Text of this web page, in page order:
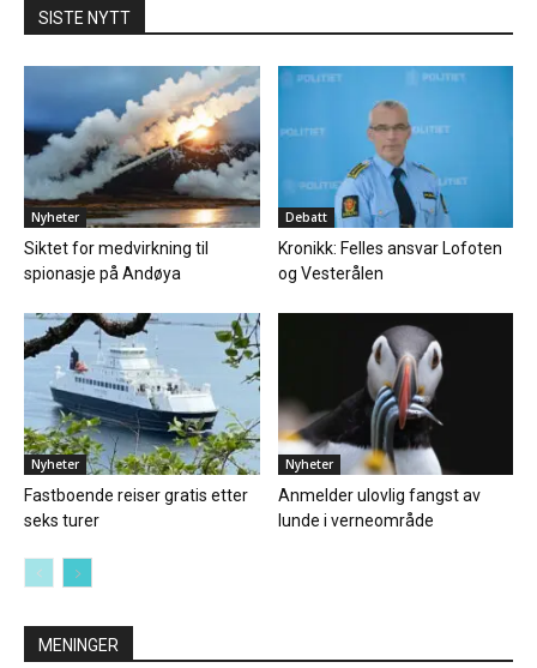
SISTE NYTT
Nyheter
Siktet for medvirkning til
spionasje på Andøya
Debatt
Kronikk: Felles ansvar Lofoten
og Vesterålen
Nyheter
Fastboende reiser gratis etter
seks turer
Nyheter
Anmelder ulovlig fangst av
lunde i verneområde
MENINGER